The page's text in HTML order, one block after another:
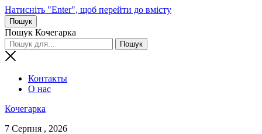
Натисніть "Enter", щоб перейти до вмісту
Пошук
Пошук Кочегарка
Контакты
О нас
Кочегарка
7 Серпня , 2026